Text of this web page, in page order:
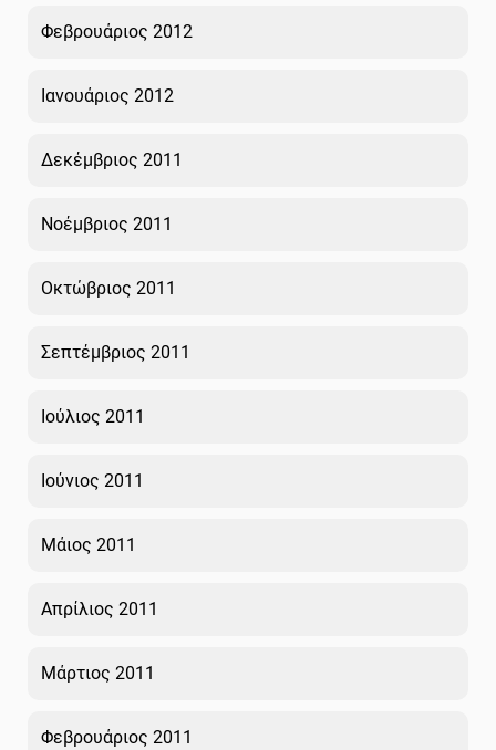
Φεβρουάριος 2012
Ιανουάριος 2012
Δεκέμβριος 2011
Νοέμβριος 2011
Οκτώβριος 2011
Σεπτέμβριος 2011
Ιούλιος 2011
Ιούνιος 2011
Μάιος 2011
Απρίλιος 2011
Μάρτιος 2011
Φεβρουάριος 2011